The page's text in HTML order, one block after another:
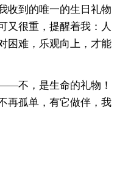
收到的唯一的生日礼物
又很重，提醒着我：人
困难，乐观向上，才能
不，是生命的礼物！
再孤单，有它做伴，我